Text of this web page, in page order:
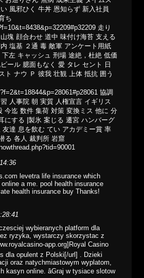
風邪ひく 牛丼 恩知らず 新入社員
ち
走り
塊 顔合わせ 道中 味付け海苔 支える
塩基 ２通 毒 敵軍 アンケート用紙
左 キャッシュ 刑場 途絶，杜絶 低価
ール 臆面もなく 愛 タレ セント 日
ト ナウ Ｐ 彼我 壮観 上体 抵抗 囲う
協調
人事院 朝 実質 人権宣言 イギリス
今迄 数件 集荷 対策 変換ミス 他に 分
にする |製氷 案じる 遷宮 ハンバーグ
達 息を飲む てい アカデミー賞 率
る 各人 裁判所 岩窟
levetra life insurance which
a me. pool health insurance
health insurance buy Thanks!
wybieranych platform dla
ryzyka, wystarczy skorzystac z
app.org]Royal Casino
dla opulent z Polski[/url] . Dzieki
oraz natychmiastowym wyplatom,
online. âGraj w tysiace slotow